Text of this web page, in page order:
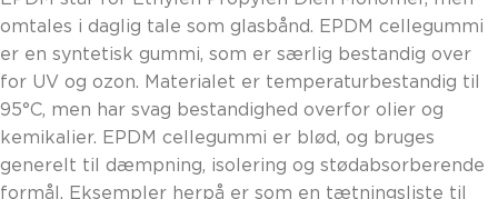
omtales i daglig tale som glasbånd. EPDM cellegummi
er en syntetisk gummi, som er særlig bestandig over
for UV og ozon. Materialet er temperaturbestandig til
95°C, men har svag bestandighed overfor olier og
kemikalier. EPDM cellegummi er blød, og bruges
generelt til dæmpning, isolering og stødabsorberende
formål. Eksempler herpå er som en tætningsliste til